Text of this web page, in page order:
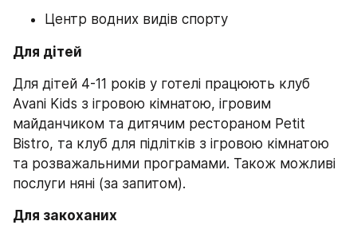
Центр водних видів спорту
Для дітей
Для дітей 4-11 років у готелі працюють клуб
Avani Kids з ігровою кімнатою, ігровим
майданчиком та дитячим рестораном Petit
Bistro, та клуб для підлітків з ігровою кімнатою
та розважальними програмами. Також можливі
послуги няні (за запитом).
Для закоханих